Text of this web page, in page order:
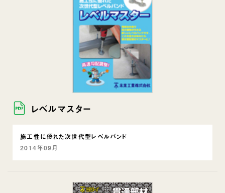
レベルマスター
施工性に優れた次世代型レベルバンド
2014年09月